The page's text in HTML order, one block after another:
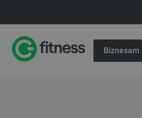
Biznesam